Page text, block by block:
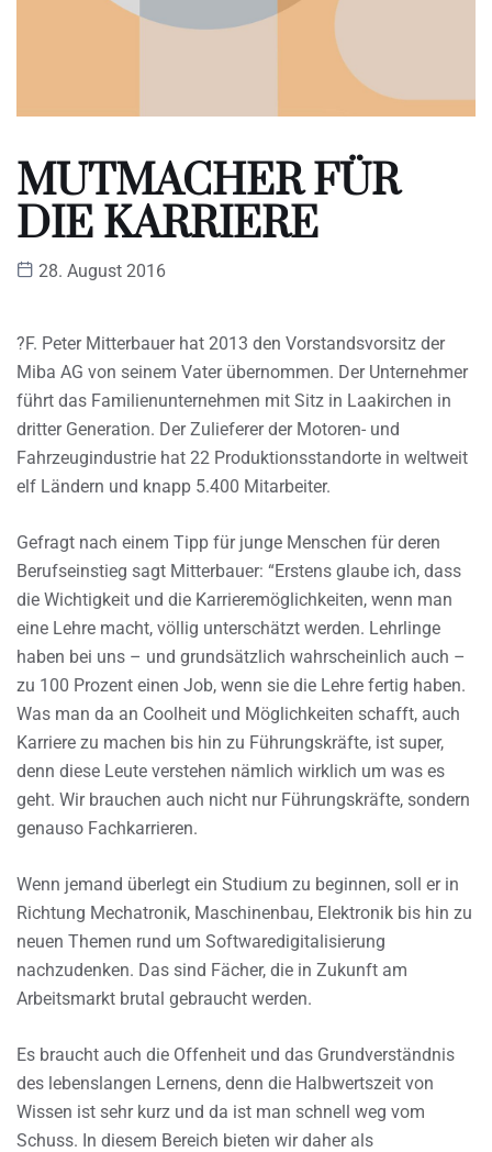
MUTMACHER FÜR
DIE KARRIERE
28. August 2016
?F. Peter Mitterbauer hat 2013 den Vorstandsvorsitz der
Miba AG von seinem Vater übernommen. Der Unternehmer
führt das Familienunternehmen mit Sitz in Laakirchen in
dritter Generation. Der Zulieferer der Motoren- und
Fahrzeugindustrie hat 22 Produktionsstandorte in weltweit
elf Ländern und knapp 5.400 Mitarbeiter.
Gefragt nach einem Tipp für junge Menschen für deren
Berufseinstieg sagt Mitterbauer: “Erstens glaube ich, dass
die Wichtigkeit und die Karrieremöglichkeiten, wenn man
eine Lehre macht, völlig unterschätzt werden. Lehrlinge
haben bei uns – und grundsätzlich wahrscheinlich auch –
zu 100 Prozent einen Job, wenn sie die Lehre fertig haben.
Was man da an Coolheit und Möglichkeiten schafft, auch
Karriere zu machen bis hin zu Führungskräfte, ist super,
denn diese Leute verstehen nämlich wirklich um was es
geht. Wir brauchen auch nicht nur Führungskräfte, sondern
genauso Fachkarrieren.
Wenn jemand überlegt ein Studium zu beginnen, soll er in
Richtung Mechatronik, Maschinenbau, Elektronik bis hin zu
neuen Themen rund um Softwaredigitalisierung
nachzudenken. Das sind Fächer, die in Zukunft am
Arbeitsmarkt brutal gebraucht werden.
Es braucht auch die Offenheit und das Grundverständnis
des lebenslangen Lernens, denn die Halbwertszeit von
Wissen ist sehr kurz und da ist man schnell weg vom
Schuss. In diesem Bereich bieten wir daher als